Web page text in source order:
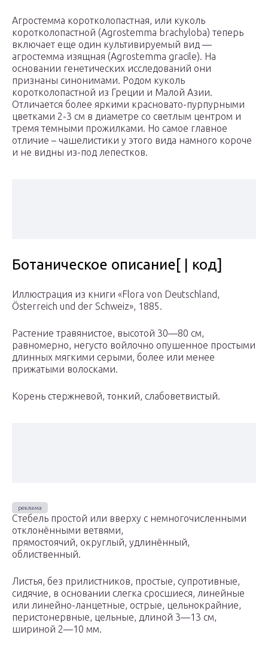
Агростемма коротколопастная, или куколь
коротколопастной (Agrostemma brachyloba) теперь
включает еще один культивируемый вид —
агростемма изящная (Agrostemma gracile). На
основании генетических исследований они
признаны синонимами. Родом куколь
коротколопастной из Греции и Малой Азии.
Отличается более яркими красновато-пурпурными
цветками 2-3 см в диаметре со светлым центром и
тремя темными прожилками. Но самое главное
отличие – чашелистики у этого вида намного короче
и не видны из-под лепестков.
Ботаническое описание[ | код]
Иллюстрация из книги «Flora von Deutschland,
Österreich und der Schweiz», 1885.
Растение травянистое, высотой 30—80 см,
равномерно, негусто войлочно опушенное простыми
длинных мягкими серыми, более или менее
прижатыми волосками.
Корень стержневой, тонкий, слабоветвистый.
Стебель простой или вверху с немногочисленными
отклонёнными ветвями,
прямостоячий, округлый, удлинённый,
облиственный.
Листья, без прилистников, простые, супротивные,
сидячие, в основании слегка сросшиеся, линейные
или линейно-ланцетные, острые, цельнокрайние,
перистонервные, цельные, длиной 3—13 см,
шириной 2—10 мм.